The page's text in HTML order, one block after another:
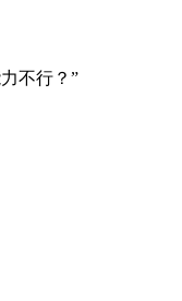
不行？”